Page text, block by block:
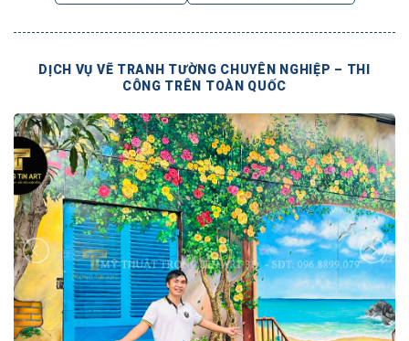
DỊCH VỤ VẼ TRANH TƯỜNG CHUYÊN NGHIỆP – THI
CÔNG TRÊN TOÀN QUỐC